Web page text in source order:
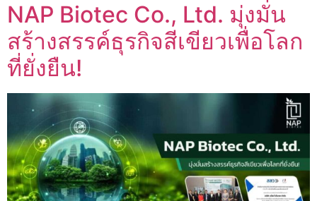
NAP Biotec Co., Ltd. มุ่งมั่น
สร้างสรรค์ธุรกิจสีเขียวเพื่อโลก
ที่ยั่งยืน!